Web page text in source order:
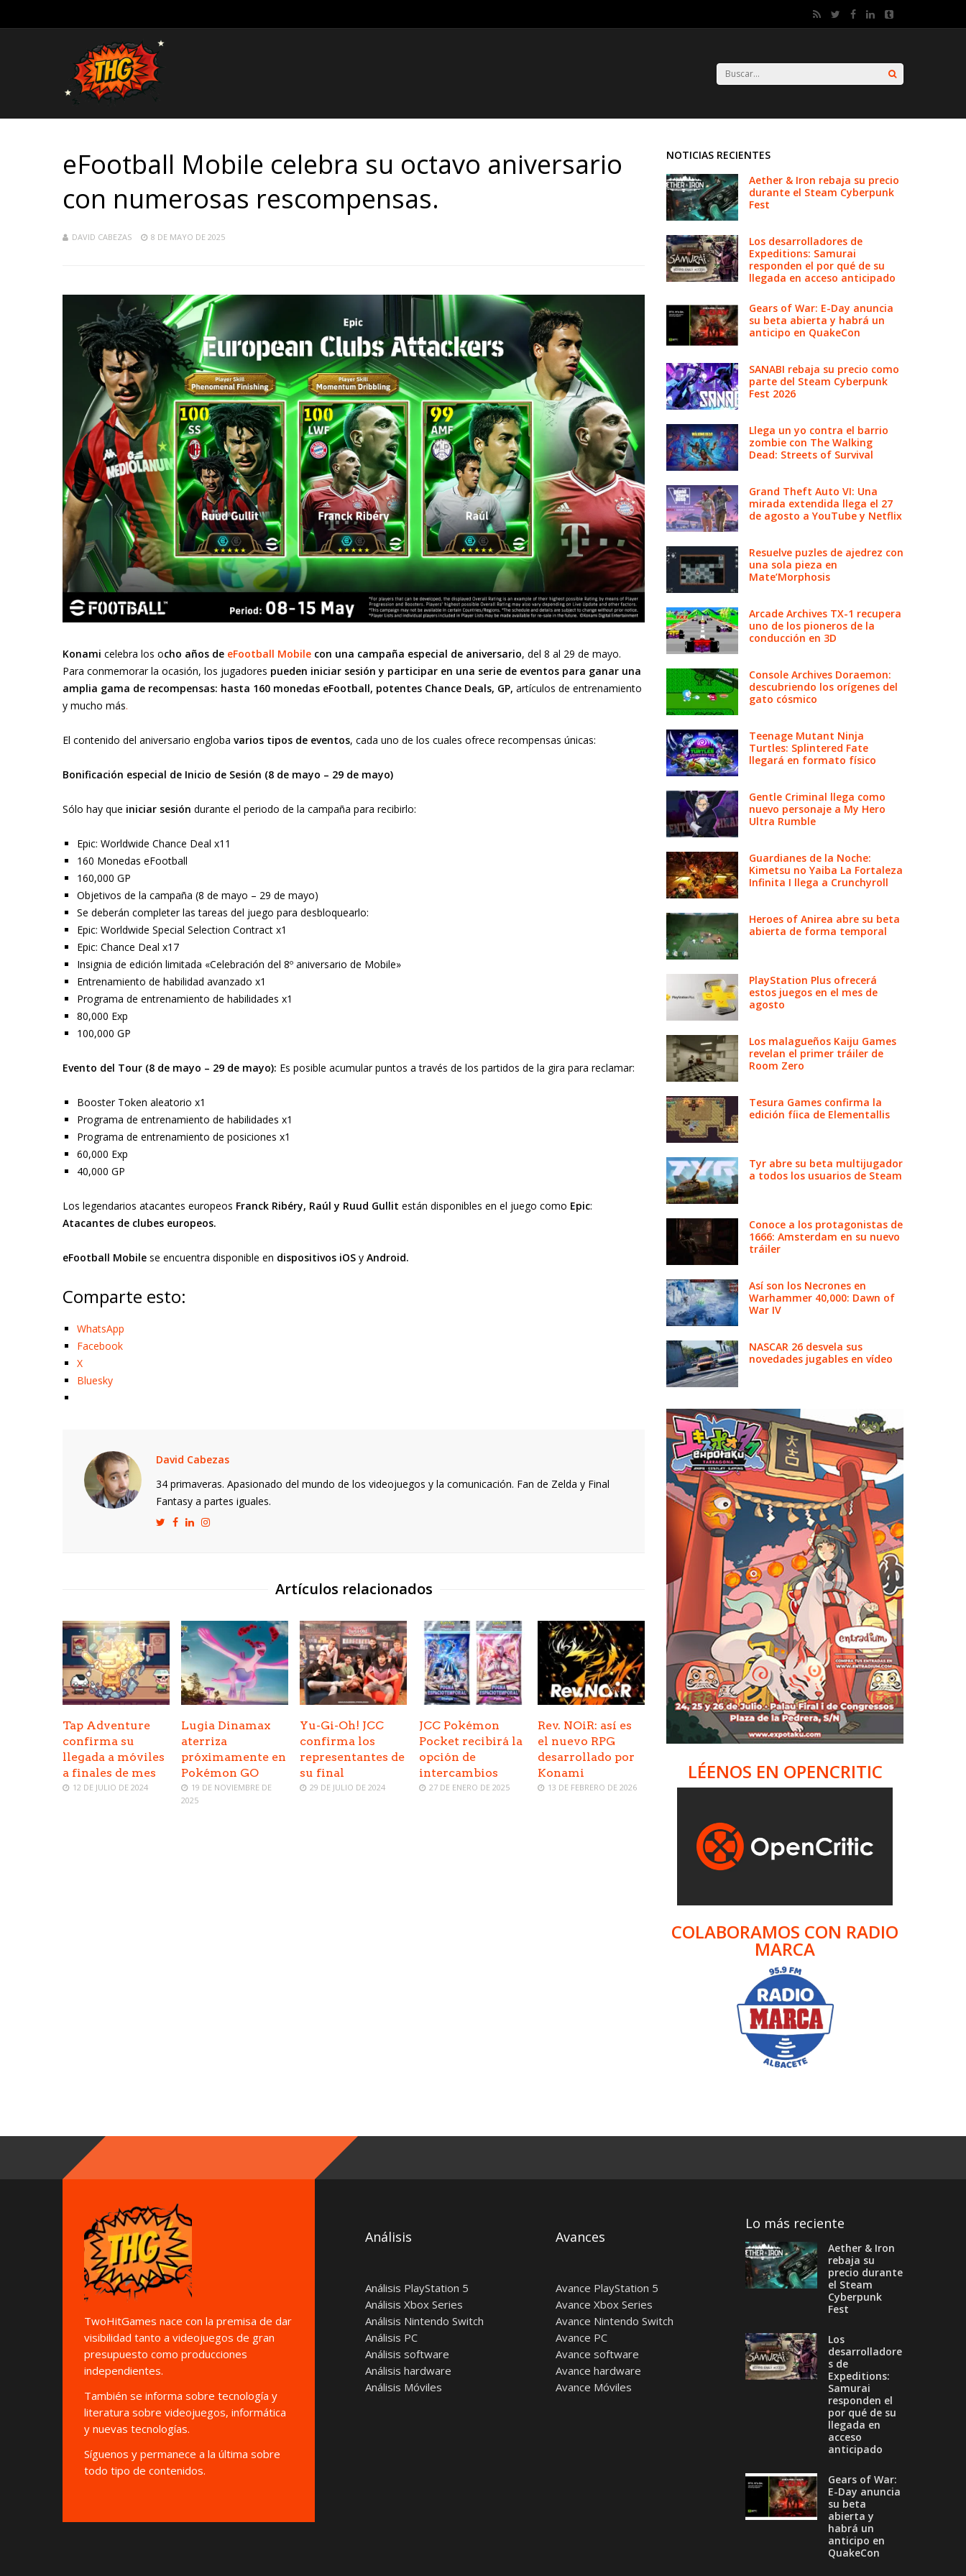
eFootball Mobile celebra su octavo aniversario
con numerosas rescompensas.
DAVID CABEZAS 8 DE MAYO DE 2025
Konami celebra los ocho años de eFootball Mobile con una campaña especial de aniversario, del 8 al 29 de mayo.
Para conmemorar la ocasión, los jugadores pueden iniciar sesión y participar en una serie de eventos para ganar una
amplia gama de recompensas: hasta 160 monedas eFootball, potentes Chance Deals, GP, artículos de entrenamiento
y mucho más.
El contenido del aniversario engloba varios tipos de eventos, cada uno de los cuales ofrece recompensas únicas:
Bonificación especial de Inicio de Sesión (8 de mayo – 29 de mayo)
Sólo hay que iniciar sesión durante el periodo de la campaña para recibirlo:
Epic: Worldwide Chance Deal x11
160 Monedas eFootball
160,000 GP
Objetivos de la campaña (8 de mayo – 29 de mayo)
Se deberán completer las tareas del juego para desbloquearlo:
Epic: Worldwide Special Selection Contract x1
Epic: Chance Deal x17
Insignia de edición limitada «Celebración del 8º aniversario de Mobile»
Entrenamiento de habilidad avanzado x1
Programa de entrenamiento de habilidades x1
80,000 Exp
100,000 GP
Evento del Tour (8 de mayo – 29 de mayo): Es posible acumular puntos a través de los partidos de la gira para reclamar:
Booster Token aleatorio x1
Programa de entrenamiento de habilidades x1
Programa de entrenamiento de posiciones x1
60,000 Exp
40,000 GP
Los legendarios atacantes europeos Franck Ribéry, Raúl y Ruud Gullit están disponibles en el juego como Epic:
Atacantes de clubes europeos.
eFootball Mobile se encuentra disponible en dispositivos iOS y Android.
Comparte esto:
WhatsApp
Facebook
X
Bluesky
David Cabezas
34 primaveras. Apasionado del mundo de los videojuegos y la comunicación. Fan de Zelda y Final
Fantasy a partes iguales.
Artículos relacionados
Tap Adventure
confirma su
llegada a móviles
a finales de mes
12 DE JULIO DE 2024
Lugia Dinamax
aterriza
próximamente en
Pokémon GO
19 DE NOVIEMBRE DE
2025
Yu-Gi-Oh! JCC
confirma los
representantes de
su final
29 DE JULIO DE 2024
JCC Pokémon
Pocket recibirá la
opción de
intercambios
27 DE ENERO DE 2025
Rev. NOiR: así es
el nuevo RPG
desarrollado por
Konami
13 DE FEBRERO DE 2026
NOTICIAS RECIENTES
Aether & Iron rebaja su precio
durante el Steam Cyberpunk
Fest
Los desarrolladores de
Expeditions: Samurai
responden el por qué de su
llegada en acceso anticipado
Gears of War: E-Day anuncia
su beta abierta y habrá un
anticipo en QuakeCon
SANABI rebaja su precio como
parte del Steam Cyberpunk
Fest 2026
Llega un yo contra el barrio
zombie con The Walking
Dead: Streets of Survival
Grand Theft Auto VI: Una
mirada extendida llega el 27
de agosto a YouTube y Netflix
Resuelve puzles de ajedrez con
una sola pieza en
Mate’Morphosis
Arcade Archives TX-1 recupera
uno de los pioneros de la
conducción en 3D
Console Archives Doraemon:
descubriendo los orígenes del
gato cósmico
Teenage Mutant Ninja
Turtles: Splintered Fate
llegará en formato físico
Gentle Criminal llega como
nuevo personaje a My Hero
Ultra Rumble
Guardianes de la Noche:
Kimetsu no Yaiba La Fortaleza
Infinita I llega a Crunchyroll
Heroes of Anirea abre su beta
abierta de forma temporal
PlayStation Plus ofrecerá
estos juegos en el mes de
agosto
Los malagueños Kaiju Games
revelan el primer tráiler de
Room Zero
Tesura Games confirma la
edición fíica de Elementallis
Tyr abre su beta multijugador
a todos los usuarios de Steam
Conoce a los protagonistas de
1666: Amsterdam en su nuevo
tráiler
Así son los Necrones en
Warhammer 40,000: Dawn of
War IV
NASCAR 26 desvela sus
novedades jugables en vídeo
LÉENOS EN OPENCRITIC
COLABORAMOS CON RADIO
MARCA
TwoHitGames nace con la premisa de dar
visibilidad tanto a videojuegos de gran
presupuesto como producciones
independientes.
También se informa sobre tecnología y
literatura sobre videojuegos, informática
y nuevas tecnologías.
Síguenos y permanece a la última sobre
todo tipo de contenidos.
Análisis
Análisis PlayStation 5
Análisis Xbox Series
Análisis Nintendo Switch
Análisis PC
Análisis software
Análisis hardware
Análisis Móviles
Avances
Avance PlayStation 5
Avance Xbox Series
Avance Nintendo Switch
Avance PC
Avance software
Avance hardware
Avance Móviles
Lo más reciente
Aether & Iron
rebaja su
precio durante
el Steam
Cyberpunk
Fest
Los
desarrolladore
s de
Expeditions:
Samurai
responden el
por qué de su
llegada en
acceso
anticipado
Gears of War:
E-Day anuncia
su beta
abierta y
habrá un
anticipo en
QuakeCon